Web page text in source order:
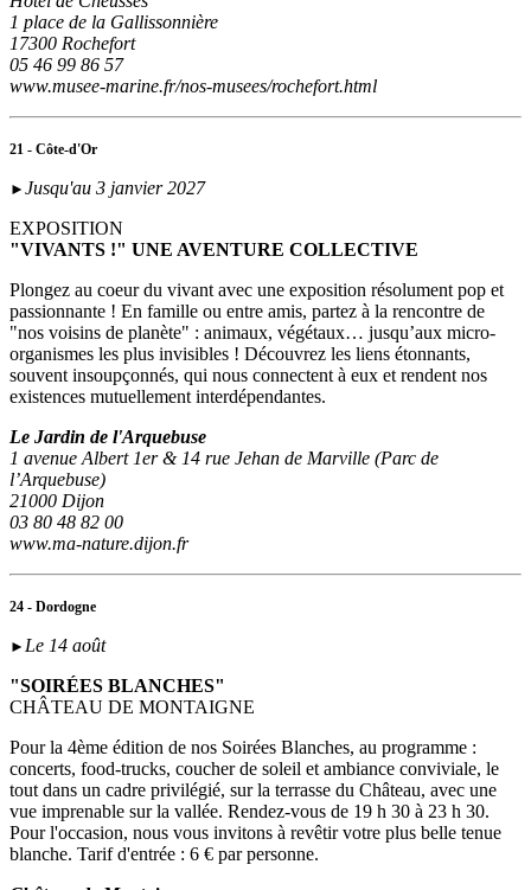
1 place de la Gallissonnière
17300 Rochefort
05 46 99 86 57
www.musee-marine.fr/nos-musees/rochefort.html
21 - Côte-d'Or
► Jusqu'au 3 janvier 2027
EXPOSITION
"VIVANTS !" UNE AVENTURE COLLECTIVE
Plongez au coeur du vivant avec une exposition résolument pop et
passionnante ! En famille ou entre amis, partez à la rencontre de
"nos voisins de planète" : animaux, végétaux… jusqu’aux micro-
organismes les plus invisibles ! Découvrez les liens étonnants,
souvent insoupçonnés, qui nous connectent à eux et rendent nos
existences mutuellement interdépendantes.
Le Jardin de l'Arquebuse
1 avenue Albert 1er & 14 rue Jehan de Marville (Parc de
l’Arquebuse)
21000 Dijon
03 80 48 82 00
www.ma-nature.dijon.fr
24 - Dordogne
► Le 14 août
"SOIRÉES BLANCHES"
CHÂTEAU DE MONTAIGNE
Pour la 4ème édition de nos Soirées Blanches, au programme :
concerts, food-trucks, coucher de soleil et ambiance conviviale, le
tout dans un cadre privilégié, sur la terrasse du Château, avec une
vue imprenable sur la vallée. Rendez-vous de 19 h 30 à 23 h 30.
Pour l'occasion, nous vous invitons à revêtir votre plus belle tenue
blanche. Tarif d'entrée : 6 € par personne.